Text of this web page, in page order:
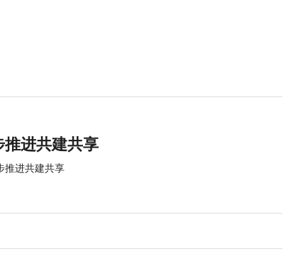
进共建共享
推进共建共享